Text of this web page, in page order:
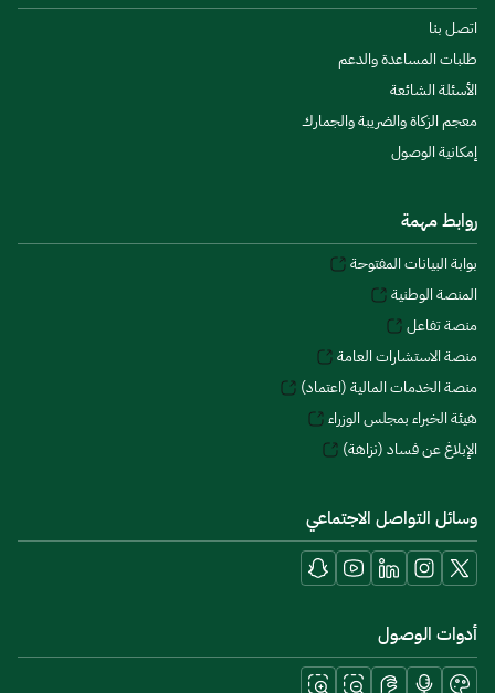
اتصل بنا
طلبات المساعدة والدعم
الأسئلة الشائعة
معجم الزكاة والضريبة والجمارك
إمكانية الوصول
روابط مهمة
بوابة البيانات المفتوحة
المنصة الوطنية
منصة تفاعل
منصة الاستشارات العامة
منصة الخدمات المالية (اعتماد)
هيئة الخبراء بمجلس الوزراء
الإبلاغ عن فساد (نزاهة)
وسائل التواصل الاجتماعي
أدوات الوصول